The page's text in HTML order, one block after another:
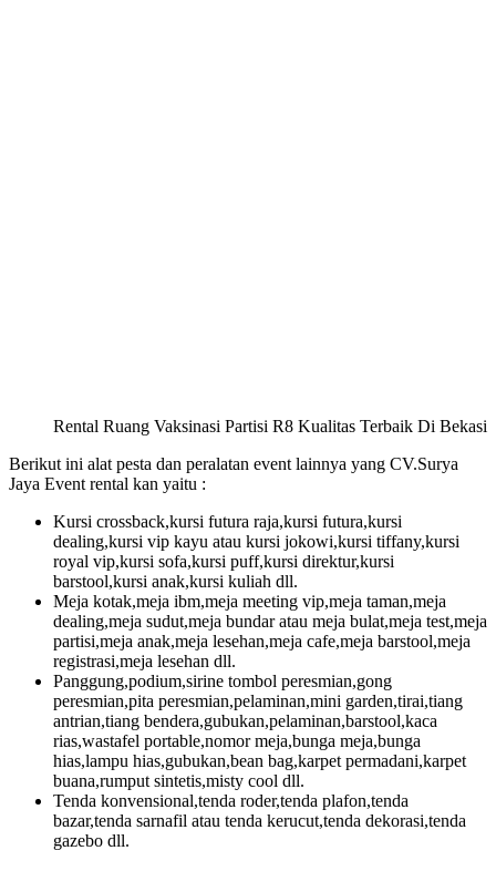
Rental Ruang Vaksinasi Partisi R8 Kualitas Terbaik Di Bekasi
Berikut ini alat pesta dan peralatan event lainnya yang CV.Surya
Jaya Event rental kan yaitu :
Kursi crossback,kursi futura raja,kursi futura,kursi
dealing,kursi vip kayu atau kursi jokowi,kursi tiffany,kursi
royal vip,kursi sofa,kursi puff,kursi direktur,kursi
barstool,kursi anak,kursi kuliah dll.
Meja kotak,meja ibm,meja meeting vip,meja taman,meja
dealing,meja sudut,meja bundar atau meja bulat,meja test,meja
partisi,meja anak,meja lesehan,meja cafe,meja barstool,meja
registrasi,meja lesehan dll.
Panggung,podium,sirine tombol peresmian,gong
peresmian,pita peresmian,pelaminan,mini garden,tirai,tiang
antrian,tiang bendera,gubukan,pelaminan,barstool,kaca
rias,wastafel portable,nomor meja,bunga meja,bunga
hias,lampu hias,gubukan,bean bag,karpet permadani,karpet
buana,rumput sintetis,misty cool dll.
Tenda konvensional,tenda roder,tenda plafon,tenda
bazar,tenda sarnafil atau tenda kerucut,tenda dekorasi,tenda
gazebo dll.